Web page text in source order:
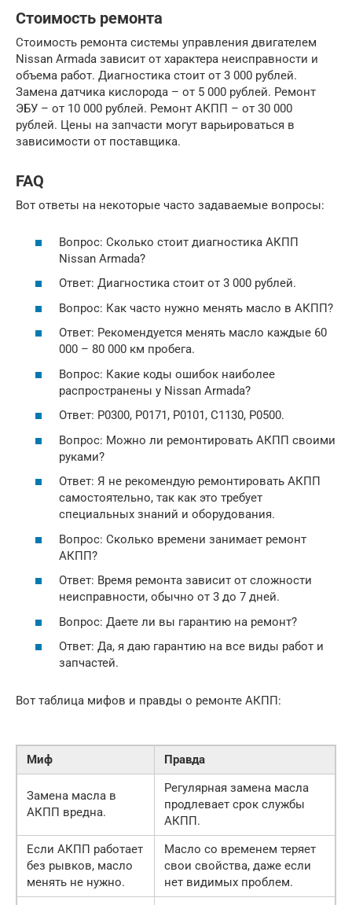
Стоимость ремонта
Стоимость ремонта системы управления двигателем
Nissan Armada зависит от характера неисправности и
объема работ. Диагностика стоит от 3 000 рублей.
Замена датчика кислорода – от 5 000 рублей. Ремонт
ЭБУ – от 10 000 рублей. Ремонт АКПП – от 30 000
рублей. Цены на запчасти могут варьироваться в
зависимости от поставщика.
FAQ
Вот ответы на некоторые часто задаваемые вопросы:
Вопрос: Сколько стоит диагностика АКПП
Nissan Armada?
Ответ: Диагностика стоит от 3 000 рублей.
Вопрос: Как часто нужно менять масло в АКПП?
Ответ: Рекомендуется менять масло каждые 60
000 – 80 000 км пробега.
Вопрос: Какие коды ошибок наиболее
распространены у Nissan Armada?
Ответ: P0300, P0171, P0101, C1130, P0500.
Вопрос: Можно ли ремонтировать АКПП своими
руками?
Ответ: Я не рекомендую ремонтировать АКПП
самостоятельно, так как это требует
специальных знаний и оборудования.
Вопрос: Сколько времени занимает ремонт
АКПП?
Ответ: Время ремонта зависит от сложности
неисправности, обычно от 3 до 7 дней.
Вопрос: Даете ли вы гарантию на ремонт?
Ответ: Да, я даю гарантию на все виды работ и
запчастей.
Вот таблица мифов и правды о ремонте АКПП:
Миф Правда
Замена масла в
АКПП вредна.
Регулярная замена масла
продлевает срок службы
АКПП.
Если АКПП работает
без рывков, масло
менять не нужно.
Масло со временем теряет
свои свойства, даже если
нет видимых проблем.